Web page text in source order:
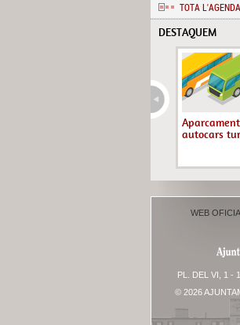
TOTA L'AGENDA
DESTAQUEM
autocars
WEB
PL. DEL VI, 1 -
© 2026